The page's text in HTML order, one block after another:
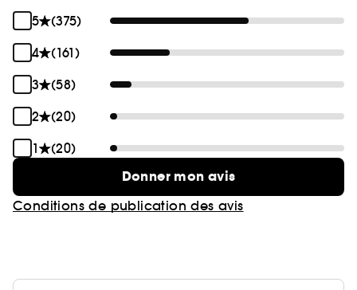
5
(375)
4
(161)
3
(58)
2
(20)
1
(20)
Donner mon avis
Conditions de publication des avis